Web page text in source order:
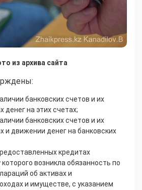
из архива сайта
банковских счетов и их
денег на этих счетах;
банковских счетов и их
и движении денег на банковских
кредитах
возникла обязанность по
об активах и
и имуществе, с указанием